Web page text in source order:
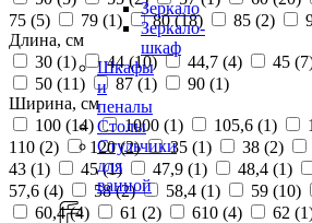
Зеркало
Зеркало-
шкаф
Шкафы
и
пеналы
Столы
Стульчики
для
ванной
75 (5) 79 (1) 80 (18) 85 (2)
Длина, см
30 (1) 44 (10) 44,7 (4) 45 (7
50 (11) 87 (1) 90 (1)
Ширина, см
100 (14) 1000 (1) 105,6 (1)
110 (2) 120 (2) 35 (1) 38 (2)
43 (1) 45 (1) 47,9 (1) 48,4 (1)
57,6 (4) 58 (2) 58,4 (1) 59 (10)
60,4 (4) 61 (2) 610 (4) 62 (1